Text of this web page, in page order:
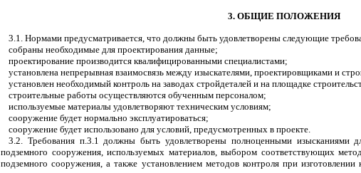
3. ОБЩИЕ ПОЛОЖЕНИЯ
3.1. Нормами предусматривается, что должны быть удовлетворены следующие
собраны необходимые для проектирования данные;
проектирование производится квалифицированными специалистами;
установлена непрерывная взаимосвязь между изыскателями, проектировщиками и
установлен необходимый контроль на заводах стройдеталей и на площадке
строительные работы осуществляются обученным персоналом;
используемые материалы удовлетворяют техническим условиям;
сооружение будет нормально эксплуатироваться;
сооружение будет использовано для условий, предусмотренных в проекте.
3.2. Требования п.3.1 должны быть удовлетворены полноценными изысканиями
подземного сооружения, используемых материалов, выбором соответствующих
подземного сооружения, а также установлением методов контроля при